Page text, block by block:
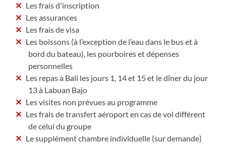
Les frais d'inscription
Les assurances
Les frais de visa
Les boissons (à l’exception de l’eau dans le bus et à
bord du bateau), les pourboires et dépenses
personnelles
Les repas à Bali les jours 1, 14 et 15 et le dîner du jour
13 à Labuan Bajo
Les visites non prévues au programme
Les frais de transfert aéroport en cas de vol différent
de celui du groupe
Le supplément chambre individuelle (sur demande)